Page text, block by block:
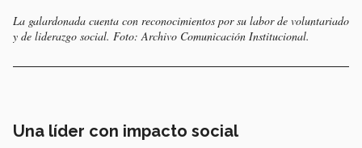
La galardonada cuenta con reconocimientos por su labor de voluntariado
y de liderazgo social. Foto: Archivo Comunicación Institucional.
Una líder con impacto social